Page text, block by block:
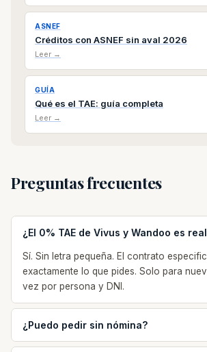
ASNEF
Créditos con ASNEF sin aval 2026
Leer →
GUÍA
Qué es el TAE: guía completa
Leer →
Preguntas frecuentes
¿El 0% TAE de Vivus y Wandoo es
Sí. Sin letra pequeña. El contrato
exactamente lo que pides. Solo para
vez por persona y DNI.
¿Puedo pedir sin nómina?